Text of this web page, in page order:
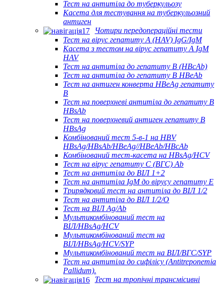
Тест на антитіла до туберкульозу
Касета для тестування на туберкульозний
антиген
Чотири передопераційні тести
Тест на вірус гепатиту А (HAV) IgG/IgM
Касета з тестом на вірус гепатиту А IgM
HAV
Тест на антитіла до гепатиту B (HBcAb)
Тест на антитіла до гепатиту B HBeAb
Тест на антиген конверта HBeAg гепатиту
B
Тест на поверхневі антитіла до гепатиту B
HBsAb
Тест на поверхневий антиген гепатиту B
HBsAg
Комбінований тест 5-в-1 на HBV
HBsAg/HBsAb/HBeAg//HBeAb/HBcAb
Комбінований тест-касета на HBsAg/HCV
Тест на вірус гепатиту С (ВГС) Ab
Тест на антитіла до ВІЛ 1+2
Тест на антитіла IgM до вірусу гепатиту Е
Трирядковий тест на антитіла до ВІЛ 1/2
Тест на антитіла до ВІЛ 1/2/O
Тест на ВІЛ Ag/Ab
Мультикомбінований тест на
ВІЛ/HBsAg/HCV
Мультикомбінований тест на
ВІЛ/HBsAg/HCV/SYP
Мультикомбінований тест на ВІЛ/ВГС/SYP
Тест на антитіла до сифілісу (Antitreponemia
Pallidum).
Тест на тропічні трансмісивні